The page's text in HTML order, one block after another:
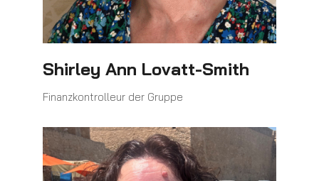
Shirley Ann Lovatt-Smith
Finanzkontrolleur der Gruppe